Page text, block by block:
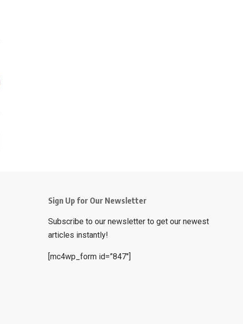
Sign Up for Our Newsletter
Subscribe to our newsletter to get our newest
articles instantly!
[mc4wp_form id=”847″]